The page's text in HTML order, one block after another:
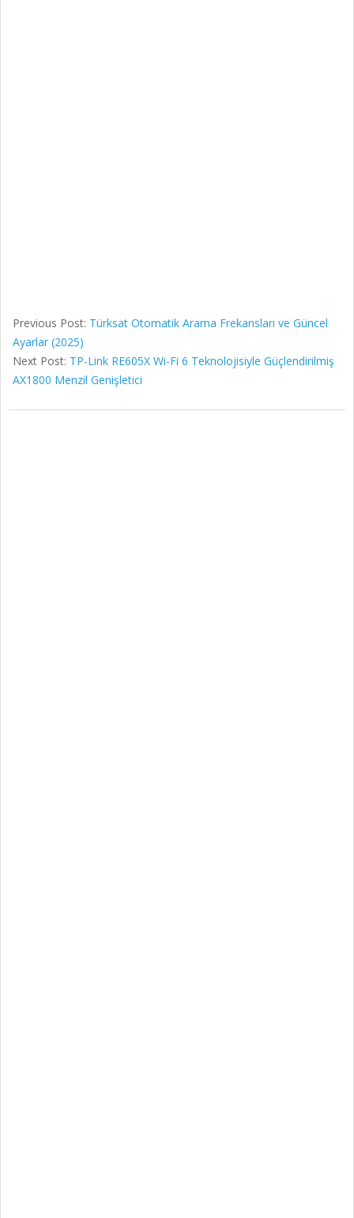
Previous Post: Türksat Otomatik Arama Frekansları ve Güncel
Ayarlar (2025)
Next Post: TP-Link RE605X Wi-Fi 6 Teknolojisiyle Güçlendirilmiş
AX1800 Menzil Genişletici